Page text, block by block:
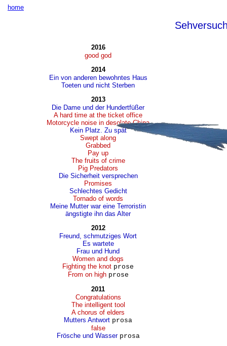
home
2016
good god
2014
Ein von anderen bewohntes Haus
Toeten und nicht Sterben
2013
Die Dame und der Hundertfüßer
A hard time at the ticket office
Motorcycle noise in desolate China
Kein Platz. Zu spät
Swept along
Grabbed
Pay up
The fruits of crime
Pig Predators
Die Sicherheit versprechen
Promises
Schlechtes Gedicht
Tornado of words
Meine Mutter war eine Terroristin
ängstigte ihn das Alter
2012
Freund, schmutziges Wort
Es wartete
Frau und Hund
Women and dogs
Fighting the knot prose
From on high prose
2011
Congratulations
The intelligent tool
A chorus of elders
Mutters Antwort prosa
false
Frösche und Wasser prosa